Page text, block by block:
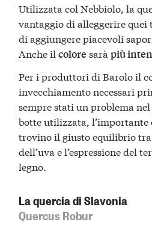
Utilizzata col Nebbiolo, la
vantaggio di alleggerire
di aggiungere piacevoli
Anche ilcolore saràpiù
Per i produttori di Barolo il
invecchiamento necessari
sempre stati un problema nel
botte utilizzata,
trovino il giusto equilibrio
dell’uva e l’espressione del
legno.
La quercia di Slavonia
Quercus Robur